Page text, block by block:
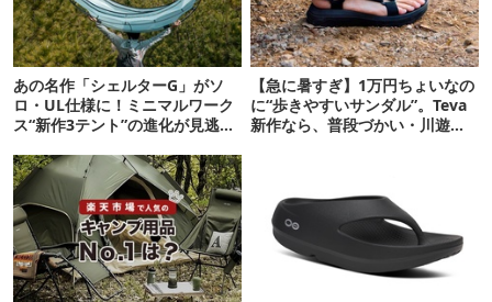
あの名作「シェルターG」がソ
ロ・UL仕様に！ミニマルワーク
ス“新作3テント”の進化が見逃せ
【急に暑すぎ】1万円ちょいなの
に“歩きやすいサンダル”。Teva
新作なら、普段づかい・川遊